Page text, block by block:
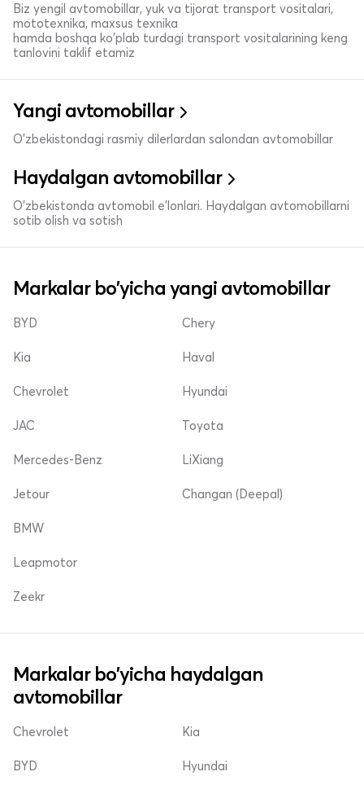
Biz yengil avtomobillar, yuk va tijorat transport vositalari,
mototexnika, maxsus texnika
hamda boshqa ko'plab turdagi transport vositalarining keng
tanlovini taklif etamiz
Yangi avtomobillar
O'zbekistondagi rasmiy dilerlardan salondan avtomobillar
Haydalgan avtomobillar
O'zbekistonda avtomobil e’lonlari. Haydalgan avtomobillarni
sotib olish va sotish
Markalar bo'yicha yangi avtomobillar
BYD
Kia
Chevrolet
Chery
Haval
Hyundai
JAC
Mercedes-Benz
Jetour
Toyota
LiXiang
Changan (Deepal)
BMW
Leapmotor
Zeekr
Markalar bo'yicha haydalgan
avtomobillar
Chevrolet
BYD
Kia
Hyundai